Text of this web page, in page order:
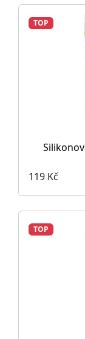
TOP
119 Kč
TOP